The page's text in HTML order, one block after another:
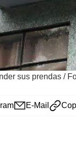
sus prendas /
E-Mail